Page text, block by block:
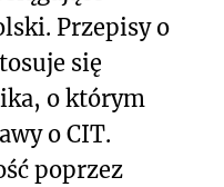
Przepisy o
się
o którym
o CIT.
poprzez